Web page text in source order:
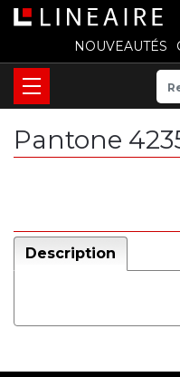
NOUVEAUTÉS
Pantone
Description